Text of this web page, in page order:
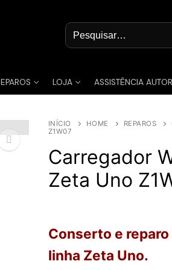
Pesquisar
por:
LOJA ASSISTÊNCIA
INÍCIO HOME REPAROS
Z1W07
Carregador
Zeta Uno
Conserto e
linha Zeta Uno.